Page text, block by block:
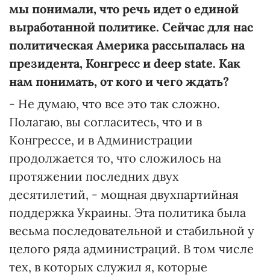
мы понимали, что речь идет о единой
выработанной политике. Сейчас для нас
политическая Америка рассыпалась на
президента, Конгресс и deep state. Как
нам понимать, от кого и чего ждать?
- Не думаю, что все это так сложно.
Полагаю, вы согласитесь, что и в
Конгрессе, и в Администрации
продолжается то, что сложилось на
протяжении последних двух
десятилетий, - мощная двухпартийная
поддержка Украины. Эта политика была
весьма последовательной и стабильной у
целого ряда администраций. В том числе
тех, в которых служил я, которые